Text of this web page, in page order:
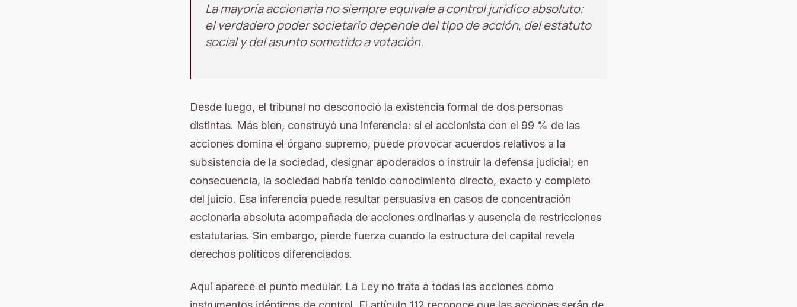
La mayoría accionaria no siempre equivale a control jurídico absoluto;
el verdadero poder societario depende del tipo de acción, del estatuto
social y del asunto sometido a votación.
Desde luego, el tribunal no desconoció la existencia formal de dos personas
distintas. Más bien, construyó una inferencia: si el accionista con el 99 % de las
acciones domina el órgano supremo, puede provocar acuerdos relativos a la
subsistencia de la sociedad, designar apoderados o instruir la defensa judicial; en
consecuencia, la sociedad habría tenido conocimiento directo, exacto y completo
del juicio. Esa inferencia puede resultar persuasiva en casos de concentración
accionaria absoluta acompañada de acciones ordinarias y ausencia de restricciones
estatutarias. Sin embargo, pierde fuerza cuando la estructura del capital revela
derechos políticos diferenciados.
Aquí aparece el punto medular. La Ley no trata a todas las acciones como